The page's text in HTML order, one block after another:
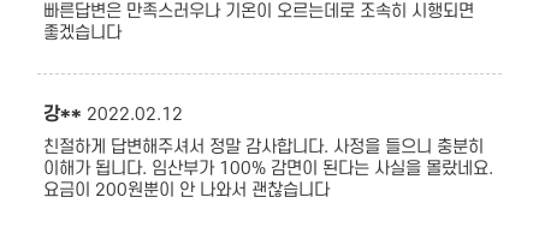
빠른답변은 만족스러우나 기온이 오르는데로 조속히 시행되면
좋겠습니다
강** 2022.02.12
친절하게 답변해주셔서 정말 감사합니다. 사정을 들으니 충분히
이해가 됩니다. 임산부가 100% 감면이 된다는 사실을 몰랐네요.
요금이 200원뿐이 안 나와서 괜찮습니다